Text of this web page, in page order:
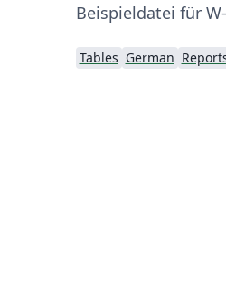
Beispieldatei für
Tables German